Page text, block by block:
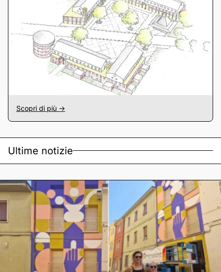
Scopri di più ->
Ultime notizie